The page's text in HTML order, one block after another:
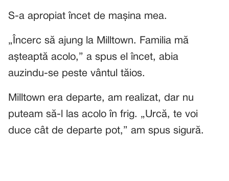
S-a apropiat încet de mașina mea.
„Încerc să ajung la Milltown. Familia mă
așteaptă acolo,” a spus el încet, abia
auzindu-se peste vântul tăios.
Milltown era departe, am realizat, dar nu
puteam să-l las acolo în frig. „Urcă, te voi
duce cât de departe pot,” am spus sigură.